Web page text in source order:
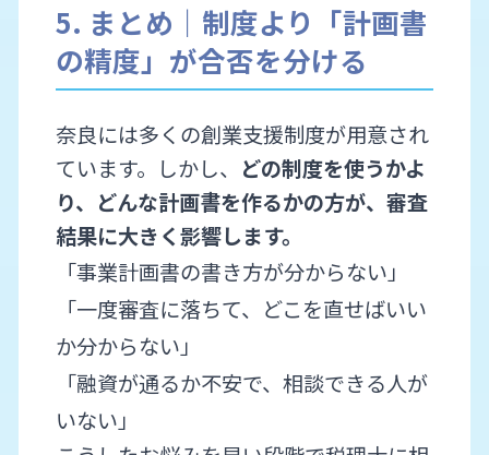
5. まとめ｜制度より「計画書
の精度」が合否を分ける
奈良には多くの創業支援制度が用意され
ています。しかし、 どの制度を使うかよ
り、どんな計画書を作るかの方が、審査
結果に大きく影響します。
「事業計画書の書き方が分からない」
「一度審査に落ちて、どこを直せばいい
か分からない」
「融資が通るか不安で、相談できる人が
いない」